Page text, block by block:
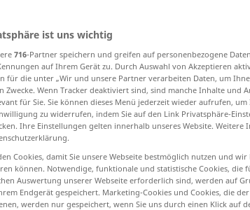
unterbreiten, vortragen, -legen
anheimstellen, behaupten
to DAT) submitsubject, expose
ist uns wichtig
716-Partner speichern und greifen auf personenbezogene
auf Ihrem Gerät zu. Durch Auswahl von Akzeptieren
für die unter „Wir und unsere Partner verarbeiten Daten, um
Zwecke. Wenn Tracker deaktiviert sind, sind manche Inhalte und
für Sie. Sie können dieses Menü jederzeit wieder aufrufen,
zu widerrufen, indem Sie auf den Link Privatsphäre-
Ihre Einstellungen gelten innerhalb unseres Website. Weitere
Cookies, damit Sie unsere Webseite bestmöglich nutzen und
können. Notwendige, funktionale und statistische Cookies, die
Auswertung unserer Webseite erforderlich sind, werden auf
Endgerät gespeichert. Marketing-Cookies und Cookies, die
werden nur gespeichert, wenn Sie uns durch einen Klick auf